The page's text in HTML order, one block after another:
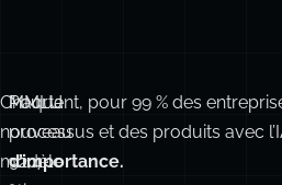
nouveau
modèle
arrive
:
92,4
%.
processus et des produits avec
d’importance.